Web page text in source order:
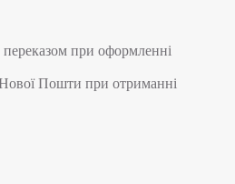
при оформленні
Нової Пошти при отриманні